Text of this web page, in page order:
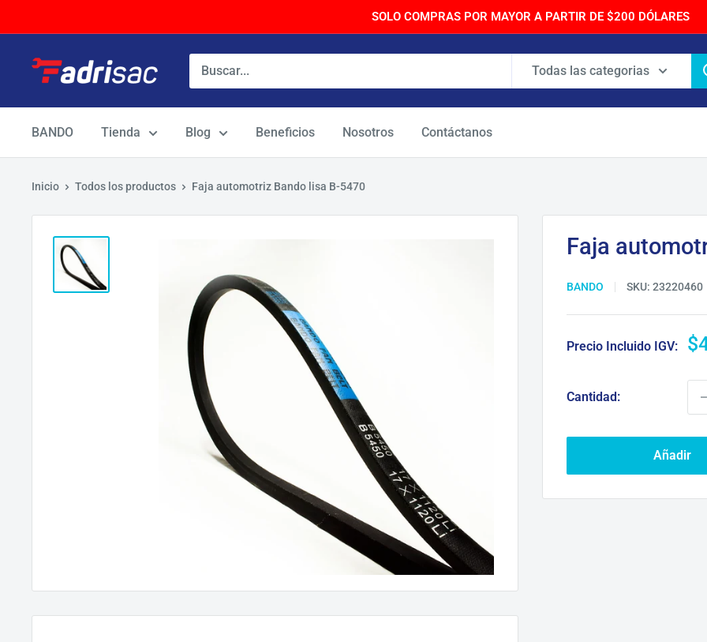
directamente
contenido
SOLO COMPRAS POR MAYOR A PARTIR DE $200 DÓLARES
Todas las categorias
BANDO Tienda Blog Beneficios Nosotros Contáctanos
Inicio Todos los productos Faja automotriz Bando lisa B-5470
Faja
BANDO SKU: 23220460
Precio Incluido IGV:
Cantidad:
Añadir